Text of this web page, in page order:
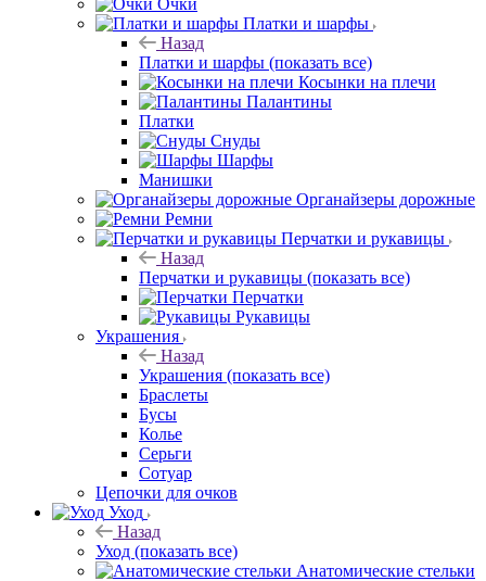
Очки
Платки и шарфы
Назад
Платки и шарфы (показать все)
Косынки на плечи
Палантины
Платки
Снуды
Шарфы
Манишки
Органайзеры дорожные
Ремни
Перчатки и рукавицы
Назад
Перчатки и рукавицы (показать все)
Перчатки
Рукавицы
Украшения
Назад
Украшения (показать все)
Браслеты
Бусы
Колье
Серьги
Сотуар
Цепочки для очков
Уход
Назад
Уход (показать все)
Анатомические стельки